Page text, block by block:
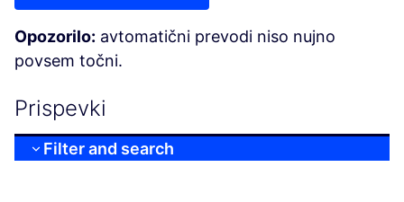
Opozorilo: avtomatični prevodi niso nujno
povsem točni.
Prispevki
Filter and search